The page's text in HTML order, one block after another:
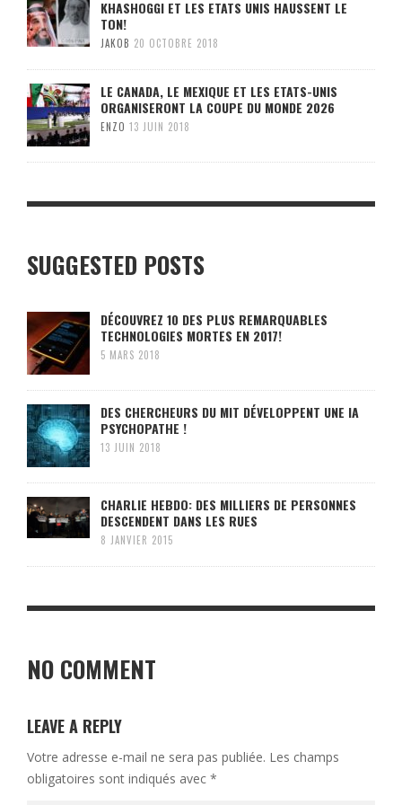
KHASHOGGI ET LES ETATS UNIS HAUSSENT LE
TON!
JAKOB 20 OCTOBRE 2018
LE CANADA, LE MEXIQUE ET LES ETATS-UNIS
ORGANISERONT LA COUPE DU MONDE 2026
ENZO 13 JUIN 2018
SUGGESTED POSTS
DÉCOUVREZ 10 DES PLUS REMARQUABLES
TECHNOLOGIES MORTES EN 2017!
5 MARS 2018
DES CHERCHEURS DU MIT DÉVELOPPENT UNE IA
PSYCHOPATHE !
13 JUIN 2018
CHARLIE HEBDO: DES MILLIERS DE PERSONNES
DESCENDENT DANS LES RUES
8 JANVIER 2015
NO COMMENT
LEAVE A REPLY
Votre adresse e-mail ne sera pas publiée. Les champs
obligatoires sont indiqués avec *